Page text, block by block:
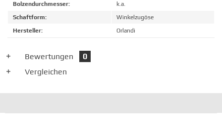
Bolzendurchmesser:
k.a.
Schaftform:
Winkelzugöse
Hersteller:
Orlandi
Bewertungen
0
Vergleichen